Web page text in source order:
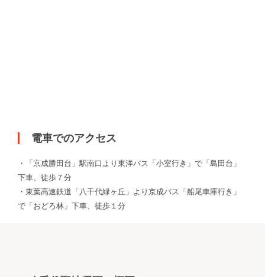
電車でのアクセス
・「京成勝田台」駅南口より東洋バス「小室行き」で「島田台」
下車、徒歩７分
・東葉高速鉄道「八千代緑ヶ丘」より京成バス「船尾車庫行き」
で「おどろ林」下車、徒歩１分